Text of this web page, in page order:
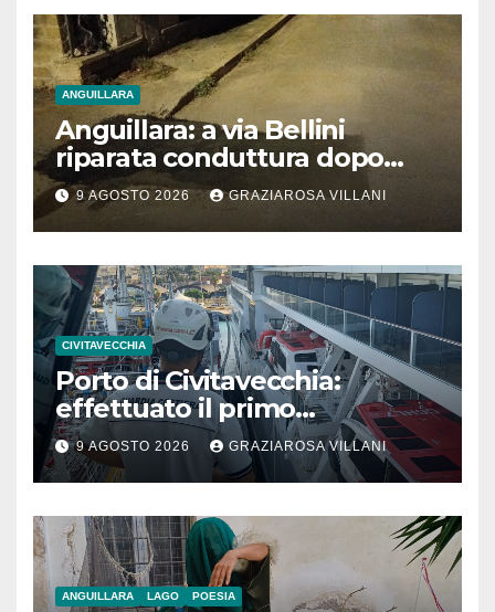
ANGUILLARA
Anguillara: a via Bellini
riparata conduttura dopo
segnalazione IdD
9 AGOSTO 2026 GRAZIAROSA VILLANI
CIVITAVECCHIA
Porto di Civitavecchia:
effettuato il primo
rifornimento di GNL ad una
nave da crociera
9 AGOSTO 2026 GRAZIAROSA VILLANI
ANGUILLARA LAGO POESIA